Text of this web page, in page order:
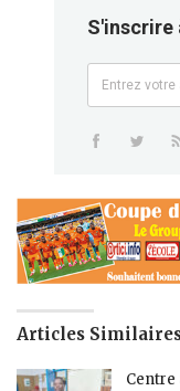
S'inscrire
Articles
Centre